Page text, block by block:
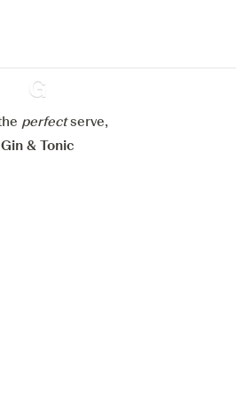
Ginventory
perfectserve,
Gin & Tonic
aanpassen
Alles aanvaarden